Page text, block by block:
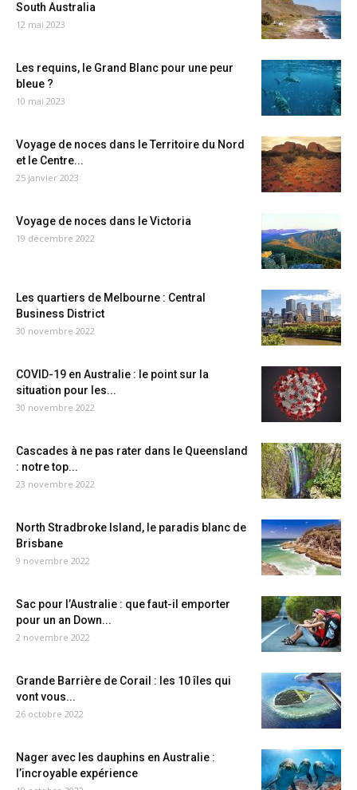
South Australia
12 mai 2023
Les requins, le Grand Blanc pour une peur
bleue ?
10 mai 2023
Voyage de noces dans le Territoire du Nord
et le Centre...
25 janvier 2023
Voyage de noces dans le Victoria
19 décembre 2022
Les quartiers de Melbourne : Central
Business District
30 novembre 2022
COVID-19 en Australie : le point sur la
situation pour les...
30 novembre 2022
Cascades à ne pas rater dans le Queensland
: notre top...
23 novembre 2022
North Stradbroke Island, le paradis blanc de
Brisbane
9 novembre 2022
Sac pour l’Australie : que faut-il emporter
pour un an Down...
2 novembre 2022
Grande Barrière de Corail : les 10 îles qui
vont vous...
26 octobre 2022
Nager avec les dauphins en Australie :
l’incroyable expérience